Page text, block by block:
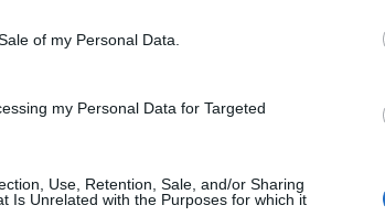
of my Personal Data.
my Personal Data for Targeted
Use, Retention, Sale, and/or Sharing
Is Unrelated with the Purposes for which it
ή καταλήγει σε κράτος-μέλος της
από χώρα εκτός Ε.Ε. αλλά καταλήγει
από χώρα της Ε.Ε. προς τρίτη